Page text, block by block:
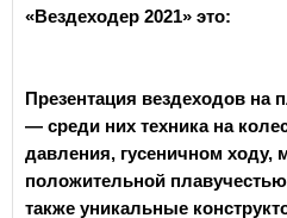
«Вездеходер 2021» это:
Презентация вездеходов
— среди них техника на
давления, гусеничном ходу,
положительной
также уникальные